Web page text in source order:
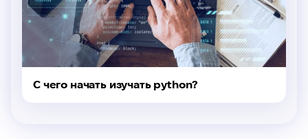
С чего начать изучать python?